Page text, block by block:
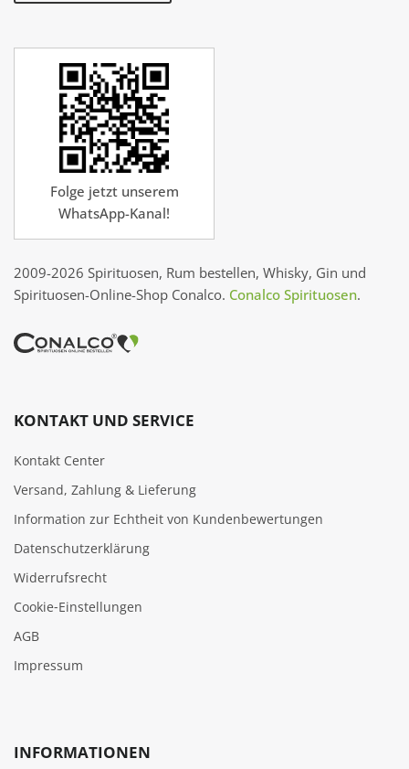
Folge jetzt unserem
WhatsApp-Kanal!
2009-2026 Spirituosen, Rum bestellen, Whisky, Gin und
Spirituosen-Online-Shop Conalco. Conalco Spirituosen.
KONTAKT UND SERVICE
Kontakt Center
Versand, Zahlung & Lieferung
Information zur Echtheit von Kundenbewertungen
Datenschutzerklärung
Widerrufsrecht
Cookie‑Einstellungen
AGB
Impressum
INFORMATIONEN